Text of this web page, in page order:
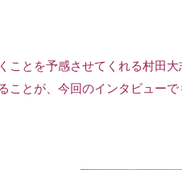
ことを予感させてくれる村田
ことが、今回のインタビューで